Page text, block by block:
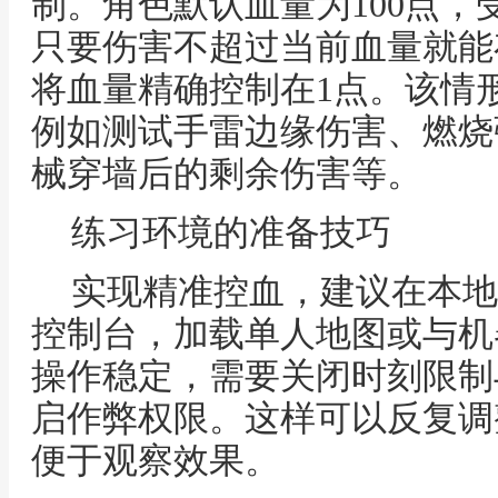
只要伤害不超过当前血量就
将血量精确控制在1点。该情
例如测试手雷边缘伤害、燃
械穿墙后的剩余伤害等。
练习环境的准备技巧
实现精准控血，建议在本
控制台，加载单人地图或与
操作稳定，需要关闭时刻限
启作弊权限。这样可以反复
便于观察效果。